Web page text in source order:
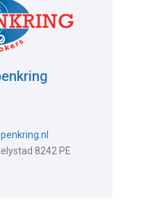
8242 PE